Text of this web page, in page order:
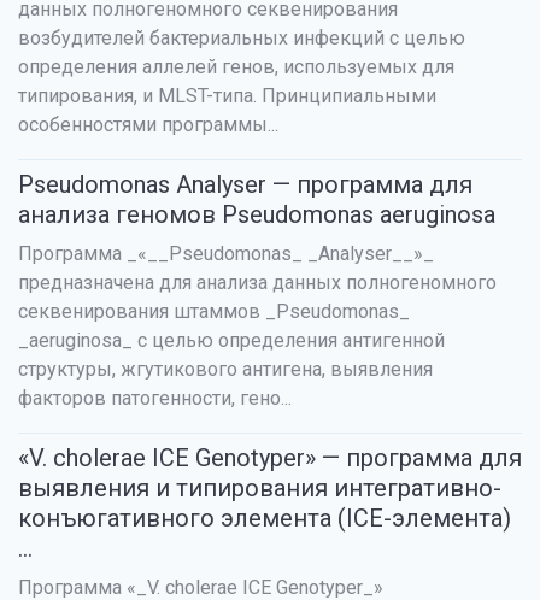
данных полногеномного секвенирования
возбудителей бактериальных инфекций с целью
определения аллелей генов, используемых для
типирования, и MLST-типа. Принципиальными
особенностями программы...
Pseudomonas Analyser — программа для
анализа геномов Pseudomonas aeruginosa
Программа _«__Pseudomonas_ _Analyser__»_
предназначена для анализа данных полногеномного
секвенирования штаммов _Pseudomonas_
_aeruginosa_ с целью определения антигенной
структуры, жгутикового антигена, выявления
факторов патогенности, гено...
«V. cholerae ICE Genotyper» — программа для
выявления и типирования интегративно-
конъюгативного элемента (ICE-элемента)
...
Программа «_V. cholerae ICE Genotyper_»